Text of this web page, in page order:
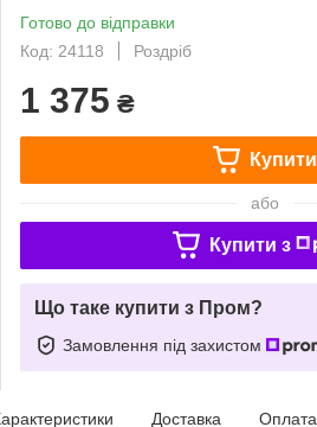
Готово до відправки
Код: 24118
Роздріб
1 375 ₴
Купити
або
Купити з
Що таке купити з Пром?
Замовлення під захистом
Доставка Оплата